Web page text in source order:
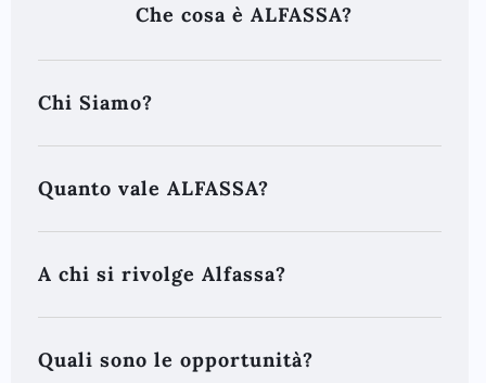
Che cosa è ALFASSA?
Chi Siamo?
Quanto vale ALFASSA?
A chi si rivolge Alfassa?
Quali sono le opportunità?